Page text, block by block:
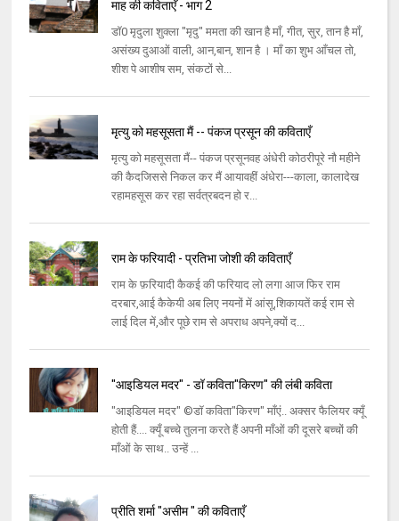
माह की कविताएँ - भाग 2
डॉ0 मृदुला शुक्ला "मृदु" ममता की खान है माँ, गीत, सुर, तान है माँ,
असंख्य दुआओं वाली, आन,बान, शान है । माँ का शुभ आँचल तो,
शीश पे आशीष सम, संकटों से...
मृत्यु को महसूसता मैं -- पंकज प्रसून की कविताएँ
मृत्यु को महसूसता मैं-- पंकज प्रसूनवह अंधेरी कोठरीपूरे नौ महीने
की कैदजिससे निकल कर मैं आयावहीं अंधेरा---काला, कालादेख
रहामहसूस कर रहा सर्वत्रबदन हो र...
राम के फरियादी - प्रतिभा जोशी की कविताएँ
राम के फ़रियादी कैकई की फरियाद लो लगा आज फिर राम
दरबार,आई कैकेयी अब लिए नयनों में आंसू,शिकायतें कई राम से
लाई दिल में,और पूछे राम से अपराध अपने,क्यों द...
"आइडियल मदर" - डॉ कविता"किरण" की लंबी कविता
"आइडियल मदर" ©डॉ कविता"किरण" माँएं.. अक्सर फैलियर क्यूँ
होती हैं.... क्यूँ बच्चे तुलना करते हैं अपनी माँओं की दूसरे बच्चों की
माँओं के साथ.. उन्हें ...
प्रीति शर्मा "असीम " की कविताएँ